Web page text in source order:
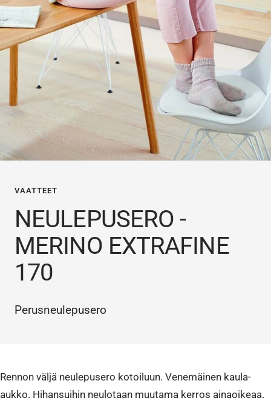
VAATTEET
NEULEPUSERO -
MERINO EXTRAFINE
170
Perusneulepusero
Rennon väljä neulepusero kotoiluun. Venemäinen kaula-
aukko. Hihansuihin neulotaan muutama kerros ainaoikeaa.